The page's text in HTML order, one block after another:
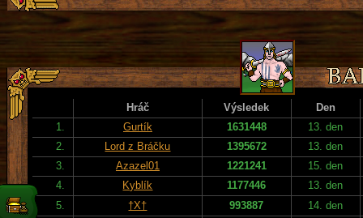
Hráč Výsledek
Den
1.
Gurtík 1631448
13. den
2.
Lord z Bráčku 1395672
13. den
3.
Azazel01 1221241
15. den
4.
Kyblík 1177446
13. den
5.
†X† 993887
14. den